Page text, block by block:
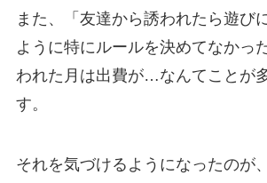
また、「友達から誘われたら遊び
ように特にルールを決めてなかっ
われた月は出費が…なんてことが
す。
それを気づけるようになったのが